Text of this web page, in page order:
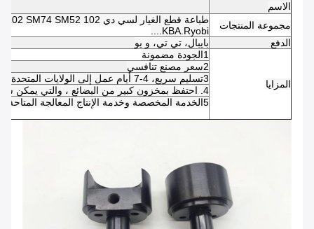
الاسم
مجموعة المنتجات
KBA.Ryobi....
الدفع
بايبال، تي تي، و يو
المزايا
1الجودة مضمونة
2سعر مصنع تنافسي
3تسليم سريع، 4-7 أيام عمل إلى الولايات المتحدة / المملكة المتحدة / الاتحاد الأوروبي
4. احتفظ بمخزون كبير من البضائع ، والتي يمكن شحنها في 24-48 ساعة بعد تأكيد الدفع
5الخدمة المخصصة وخدمة الإنتاج المعالجة المتاحة